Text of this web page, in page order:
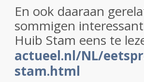
En ook daaraan
sommigen
Huib Stam eens te
actueel.nl/NL/
stam.html